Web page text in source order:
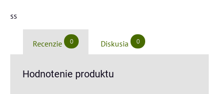
ss
Recenzie 0 Diskusia 0
Hodnotenie produktu